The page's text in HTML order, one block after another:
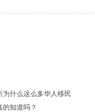
什么这么多华人移民
知道吗？